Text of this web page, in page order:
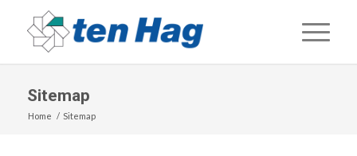
Sitemap
Home / Sitemap